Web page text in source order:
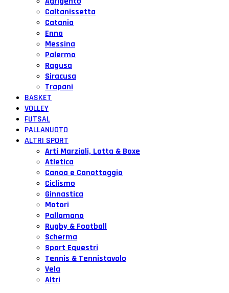
Caltanissetta
Catania
Enna
Messina
Palermo
Ragusa
Siracusa
Trapani
BASKET
VOLLEY
FUTSAL
PALLANUOTO
ALTRI SPORT
Arti Marziali, Lotta & Boxe
Atletica
Canoa e Canottaggio
Ciclismo
Ginnastica
Motori
Pallamano
Rugby & Football
Scherma
Sport Equestri
Tennis & Tennistavolo
Vela
Altri